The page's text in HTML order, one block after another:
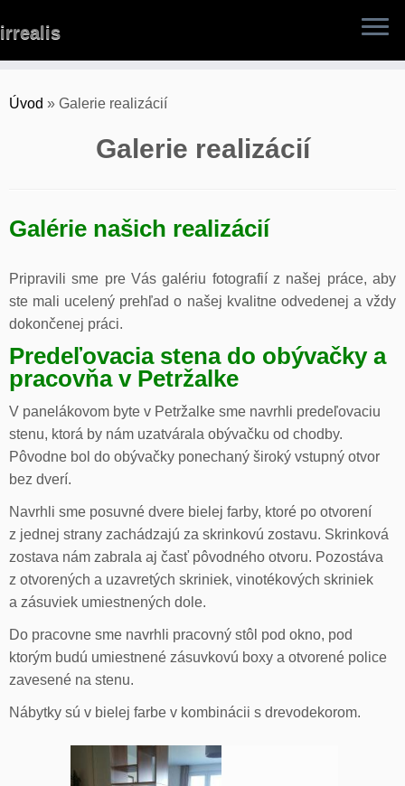
to
irrealis
Úvod » Galerie realizácií
Galerie realizácií
Galérie našich realizácií
Pripravili sme pre Vás galériu fotografií z našej práce, aby
ste mali ucelený prehľad o našej kvalitne odvedenej a vždy
dokončenej práci.
Predeľovacia stena do obývačky a
pracovňa v Petržalke
V panelákovom byte v Petržalke sme navrhli predeľovaciu
stenu, ktorá by nám uzatvárala obývačku od chodby.
Pôvodne bol do obývačky ponechaný široký vstupný otvor
bez dverí.
Navrhli sme posuvné dvere bielej farby, ktoré po otvorení
z jednej strany zachádzajú za skrinkovú zostavu. Skrinková
zostava nám zabrala aj časť pôvodného otvoru. Pozostáva
z otvorených a uzavretých skriniek, vinotékových skriniek
a zásuviek umiestnených dole.
Do pracovne sme navrhli pracovný stôl pod okno, pod
ktorým budú umiestnené zásuvkovú boxy a otvorené police
zavesené na stenu.
Nábytky sú v bielej farbe v kombinácii s drevodekorom.